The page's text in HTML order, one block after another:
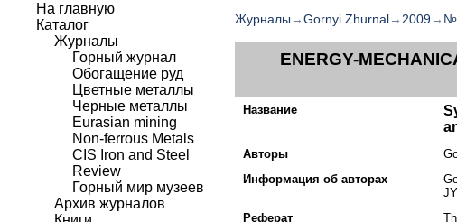
Журналы →Gornyi Zhurnal→ 2009→
ENERGY­-
Название
Авторы
Информация об авторах
Реферат
На главную
Каталог
Журналы
Горный журнал
Обогащение руд
Цветные металлы
Черные металлы
Eurasian mining
Non-ferrous Мetals
CIS Iron and Steel
Review
Горный мир музеев
Архив журналов